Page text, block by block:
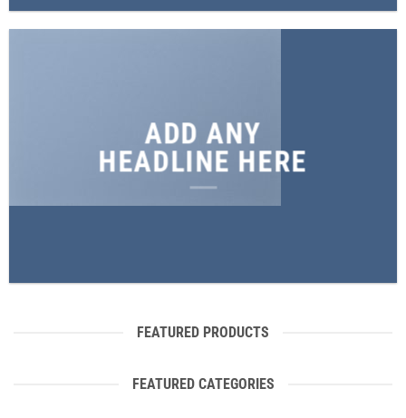
ADD ANY
HEADLINE HERE
FEATURED PRODUCTS
FEATURED CATEGORIES